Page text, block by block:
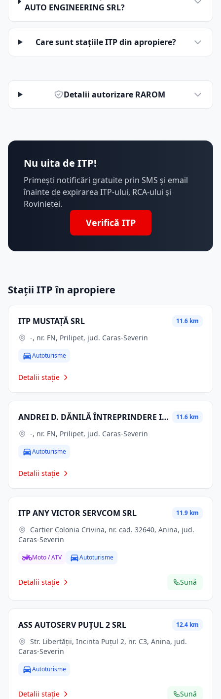
AUTO ENGINEERING SRL?
Care sunt stațiile ITP din apropiere?
Detalii autorizare RAROM
Nu uita de ITP!
Primești notificări gratuite prin SMS și email
înainte de expirarea ITP-ului, RCA-ului și
Rovinietei.
Verifică ITP
Stații ITP în apropiere
ITP MUSTAȚĂ SRL 11.6 km
-, nr. FN, Prilipet, jud. Caras-Severin
Autoturisme
Detalii stație
ANDREI D. DĂNILĂ ÎNTREPRINDERE INDIVIDUALĂ 11.6 km
-, nr. FN, Prilipet, jud. Caras-Severin
Autoturisme
Detalii stație
ITP ANY VICTOR SERVCOM SRL 11.9 km
Caras-Severin
Moto / ATV Autoturisme
Detalii stație Sună
ASS AUTOSERV PUŢUL 2 SRL 12.4 km
Caras-Severin
Autoturisme
Detalii stație Sună